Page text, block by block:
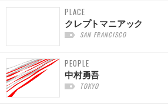
PLACE
クレプトマニアック
SAN FRANCISCO
PEOPLE
中村勇吾
TOKYO